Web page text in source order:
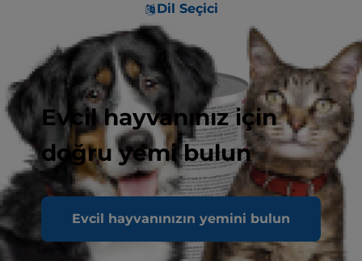
Dil Seçici
Evcil hayvanınız için
doğru yemi bulun
Evcil hayvanınızın yemini bulun